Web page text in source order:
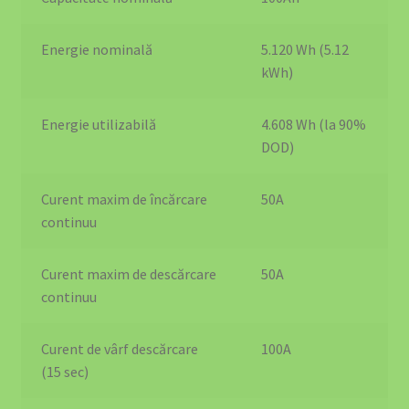
Produse Curățenie Auto România – Soluții Premium Pentru
Protecția Consumatorilor
Revolutionizați Încărcarea EV Acasă cu Stația de Încărcare
Siguranță și Urgență
Energie nominală
5.120 Wh (5.12
kWh)
Energie utilizabilă
4.608 Wh (la 90%
DOD)
Curent maxim de încărcare
continuu
50A
Curent maxim de descărcare
continuu
50A
Curent de vârf descărcare
(15 sec)
100A